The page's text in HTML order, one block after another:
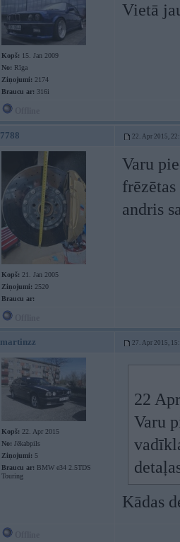
Kopš: 15. Jan 2009
No: Rīga
Ziņojumi: 2174
Braucu ar: 316i
Vietā
7788 22. Apr 2015,
Kopš: 21. Jan 2005
Ziņojumi: 2520
Braucu ar:
Varu
andris
martinzz 27. Apr 2015,
Kopš: 22. Apr 2015
No: Jēkabpils
Ziņojumi: 5
Braucu ar: BMW e34 2.5TDS
Touring
22
Varu
Kādas